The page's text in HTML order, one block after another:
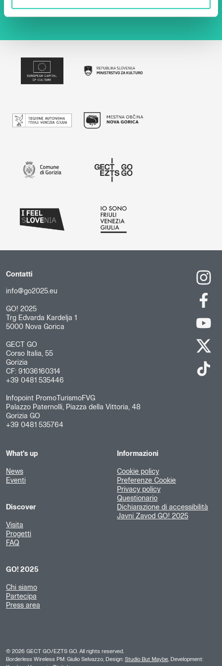
Contatti
info@go2025.eu
GO! 2025
Trg Edvarda Kardelja 1
5000 Nova Gorica
GECT GO
Corso Italia, 55
Gorizia
CF: 91036160314
+39 0481 535446
Infopoint PromoTurismoFVG
Palazzo Paternolli, Piazza della Vittoria, 48
Gorizia GO
+39 0481 535764
What's up
News
Eventi
Discover
Visita
Progetti
FAQ
GO! 2025
Chi siamo
Partecipa
Press area
Informazioni
Cookie policy
Preferenze Cookie
Privacy policy
Questionario
Dichiarazione di accessibilità
Javni Zavod GO! 2025
© 2026 GECT GO/EZTS GO. All rights reserved.
Borderless Wireless PM: Giulio Selvazzo, Design: Studio But Maybe , Development: